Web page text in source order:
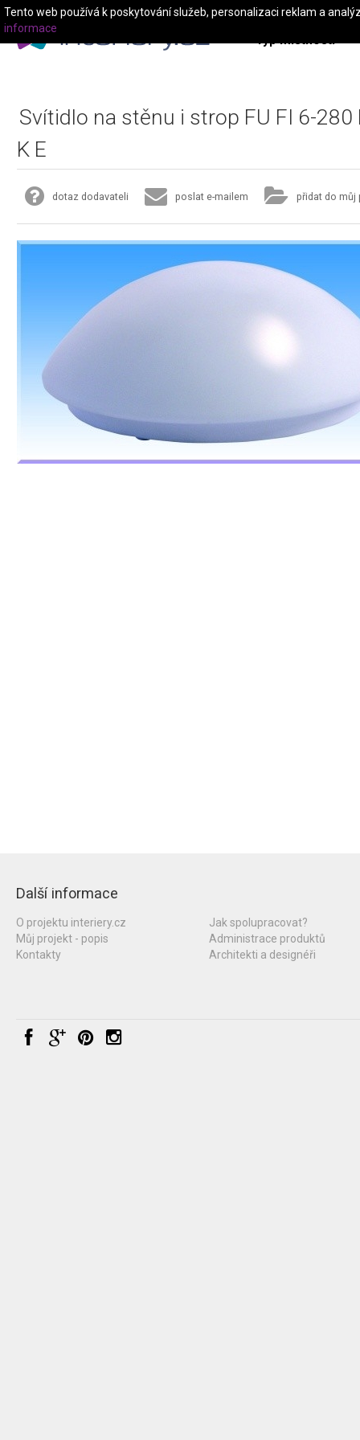
Typ místnosti
Svítidlo na stěnu i strop FU FI 6-280
K E
dotaz dodavateli poslat e-mailem přidat do můj
Další informace
O projektu interiery.cz
Můj projekt - popis
Kontakty
Jak spolupracovat?
Administrace produktů
Architekti a designéři
Tento web používá k poskytování služeb, personalizaci reklam a
informace